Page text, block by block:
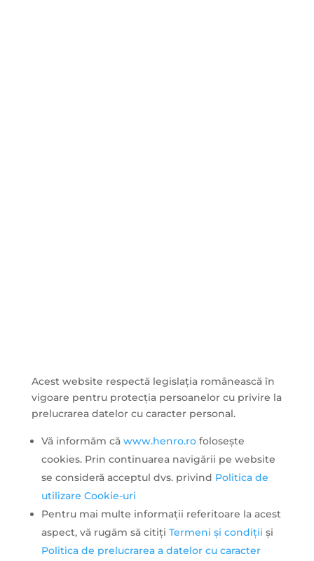
Acest website respectă legislația românească în
vigoare pentru protecția persoanelor cu privire la
prelucrarea datelor cu caracter personal.
Vă informăm că www.henro.rofolosește
cookies. Prin continuarea navigării pe website
se consideră acceptul dvs. privind Politica de
utilizare Cookie-uri
Pentru mai multe informații referitoare la acest
aspect, vă rugăm să citiți Termeni și condiții și
Politica de prelucrarea a datelor cu caracter